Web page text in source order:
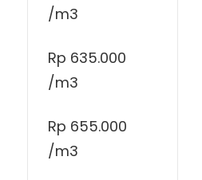
/m3
Rp 635.000
/m3
Rp 655.000
/m3